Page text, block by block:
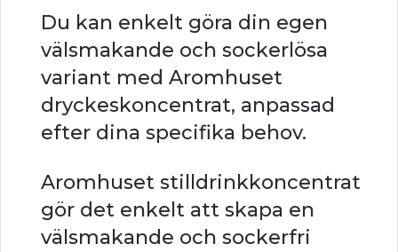
Du kan enkelt göra din egen
välsmakande och sockerlösa
variant med Aromhuset
dryckeskoncentrat, anpassad
efter dina specifika behov.
Aromhuset stilldrinkkoncentrat
gör det enkelt att skapa en
välsmakande och sockerfri